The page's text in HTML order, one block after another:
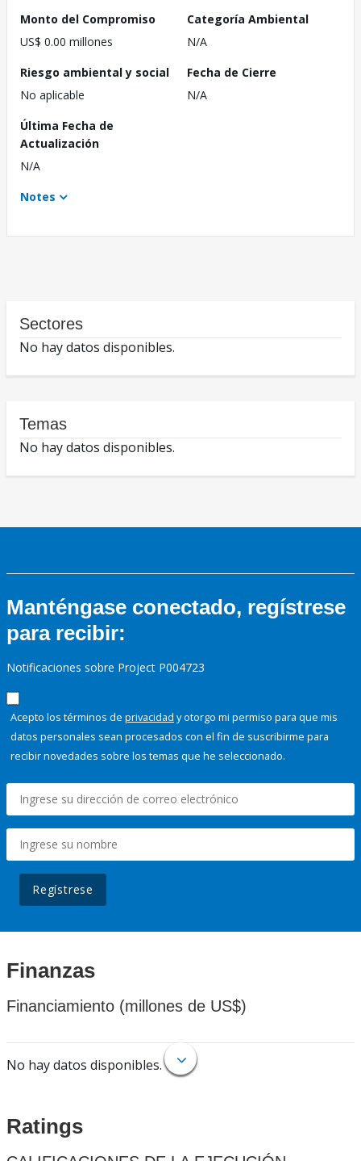
Monto del Compromiso
US$ 0.00 millones
Categoría Ambiental
N/A
Riesgo ambiental y social
No aplicable
Fecha de Cierre
N/A
Última Fecha de
Actualización
N/A
Notes
Sectores
No hay datos disponibles.
Temas
No hay datos disponibles.
Manténgase conectado, regístrese
para recibir:
Notificaciones sobre Project P004723
Acepto los términos de privacidad y otorgo mi permiso para que mis
datos personales sean procesados con el fin de suscribirme para
recibir novedades sobre los temas que he seleccionado.
Regístrese
Finanzas
Financiamiento (millones de US$)
No hay datos disponibles.
Ratings